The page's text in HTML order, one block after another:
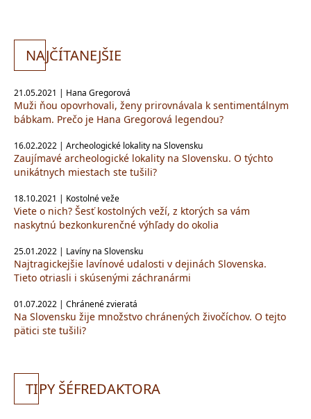
NAJČÍTANEJŠIE
21.05.2021 | Hana Gregorová
Muži ňou opovrhovali, ženy prirovnávala k sentimentálnym
bábkam. Prečo je Hana Gregorová legendou?
16.02.2022 | Archeologické lokality na Slovensku
Zaujímavé archeologické lokality na Slovensku. O týchto
unikátnych miestach ste tušili?
18.10.2021 | Kostolné veže
Viete o nich? Šesť kostolných veží, z ktorých sa vám
naskytnú bezkonkurenčné výhľady do okolia
25.01.2022 | Lavíny na Slovensku
Najtragickejšie lavínové udalosti v dejinách Slovenska.
Tieto otriasli i skúsenými záchranármi
01.07.2022 | Chránené zvieratá
Na Slovensku žije množstvo chránených živočíchov. O tejto
pätici ste tušili?
TIPY ŠÉFREDAKTORA